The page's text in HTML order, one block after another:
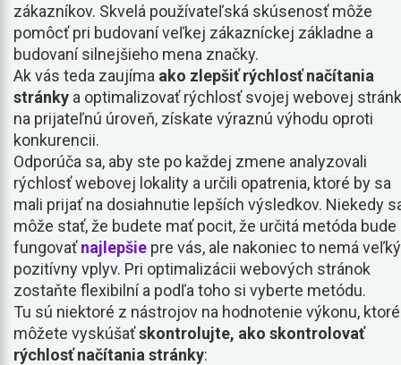
zákazníkov. Skvelá používateľská skúsenosť môže
pomôcť pri budovaní veľkej zákazníckej základne a
budovaní silnejšieho mena značky.
Ak vás teda zaujíma ako zlepšiť rýchlosť načítania
stránky a optimalizovať rýchlosť svojej webovej
na prijateľnú úroveň, získate výraznú výhodu oproti
konkurencii.
Odporúča sa, aby ste po každej zmene analyzovali
rýchlosť webovej lokality a určili opatrenia, ktoré by sa
mali prijať na dosiahnutie lepších výsledkov. Niekedy
môže stať, že budete mať pocit, že určitá metóda bude
fungovaťnajlepšie pre vás, ale nakoniec to nemá veľký
pozitívny vplyv. Pri optimalizácii webových stránok
zostaňte flexibilní a podľa toho si vyberte metódu.
Tu sú niektoré z nástrojov na hodnotenie výkonu, ktoré
môžete vyskúšaťskontrolujte, ako skontrolovať
rýchlosť načítania stránky: